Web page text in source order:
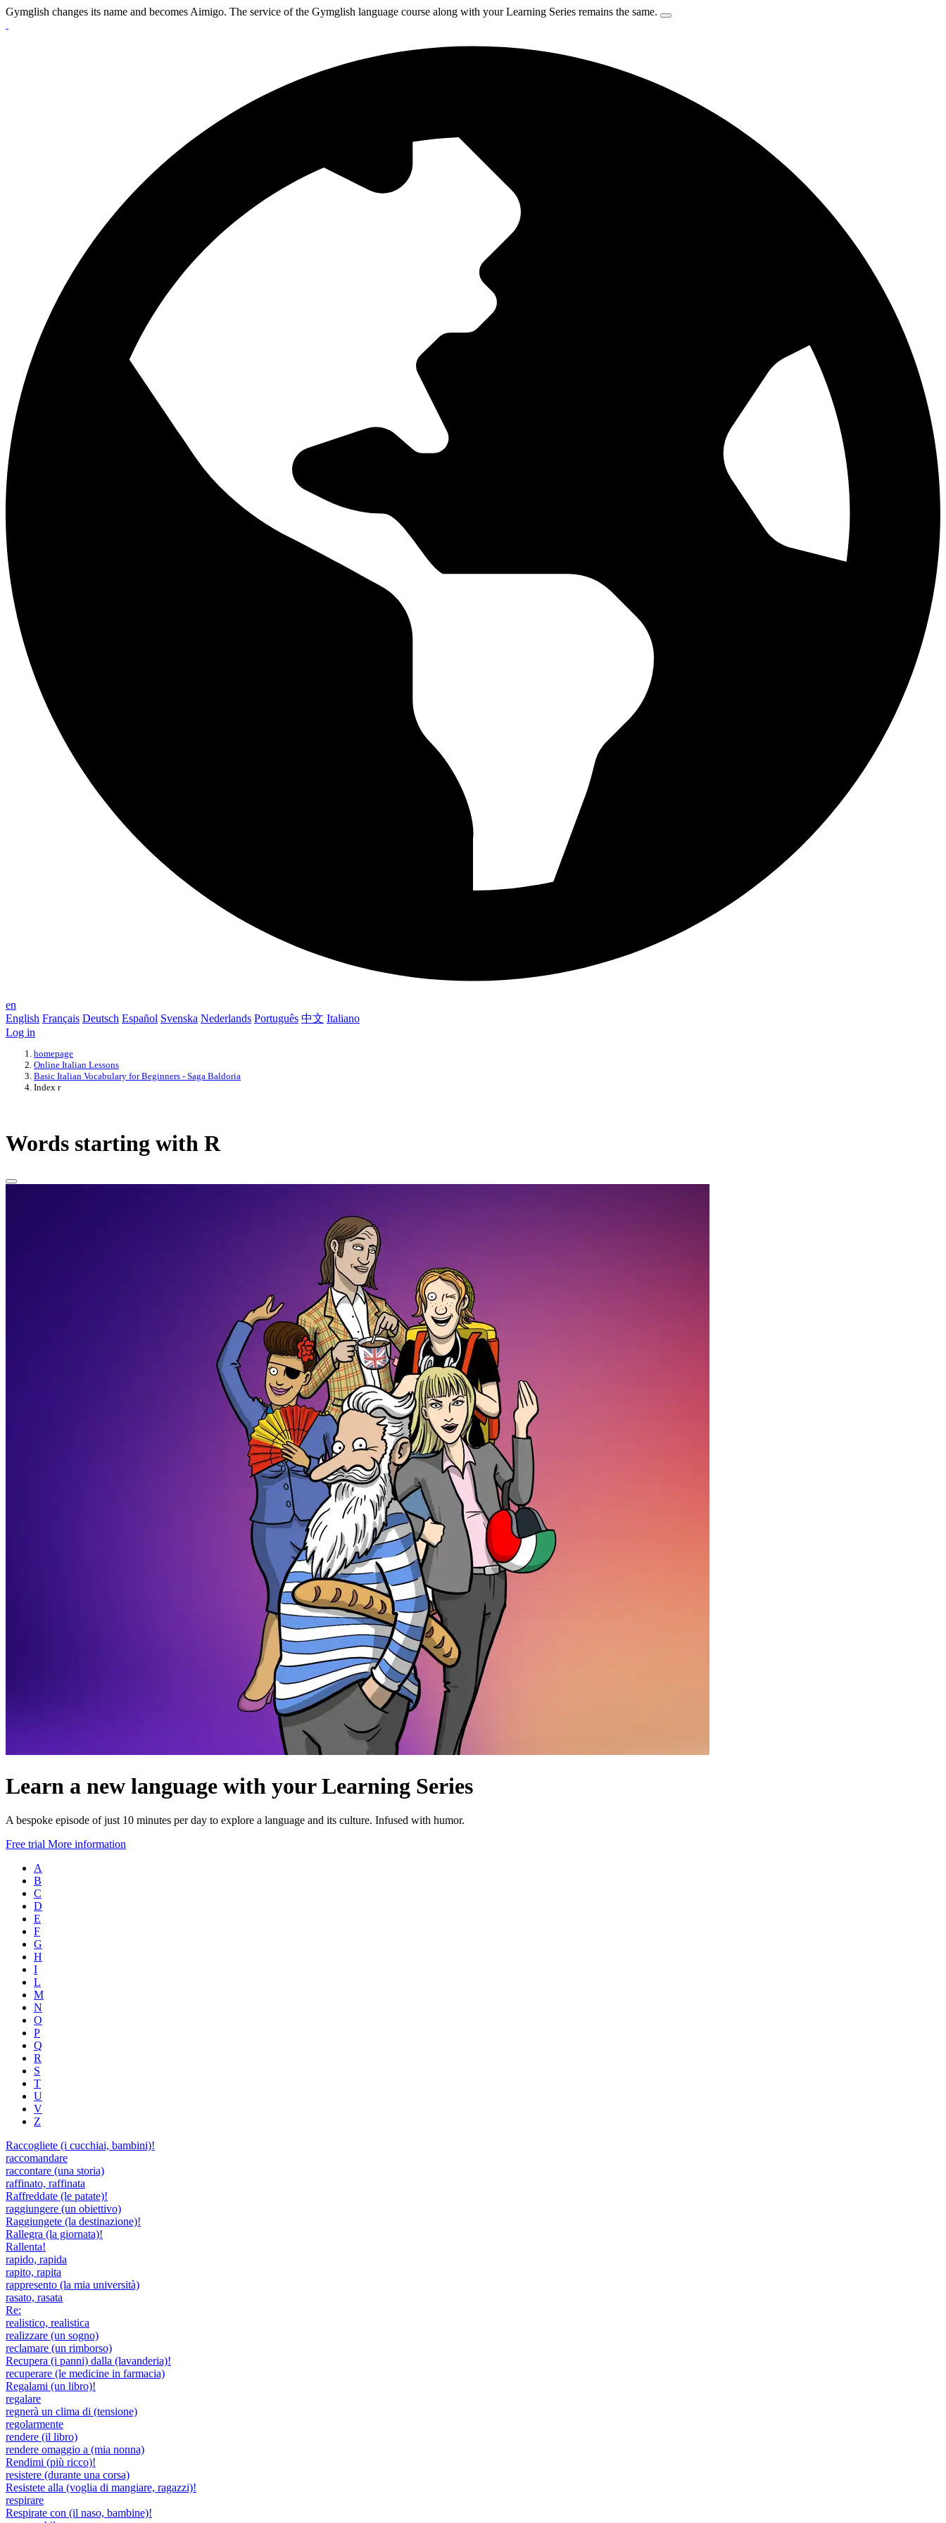
Gymglish changes its name and becomes Aimigo. The service of the Gymglish language course along with your Learning Series remains the same.
en
English Français Deutsch Español Svenska Nederlands Português 中文 Italiano
Log in
homepage
Online Italian Lessons
Basic Italian Vocabulary for Beginners - Saga Baldoria
Index r
Words starting with R
Learn a new language with your Learning Series
A bespoke episode of just 10 minutes per day to explore a language and its culture. Infused with humor.
Free trial More information
A
B
C
D
E
F
G
H
I
L
M
N
O
P
Q
R
S
T
U
V
Z
Raccogliete (i cucchiai, bambini)!
raccomandare
raccontare (una storia)
raffinato, raffinata
Raffreddate (le patate)!
raggiungere (un obiettivo)
Raggiungete (la destinazione)!
Rallegra (la giornata)!
Rallenta!
rapido, rapida
rapito, rapita
rappresento (la mia università)
rasato, rasata
Re:
realistico, realistica
realizzare (un sogno)
reclamare (un rimborso)
Recupera (i panni) dalla (lavanderia)!
recuperare (le medicine in farmacia)
Regalami (un libro)!
regalare
regnerà un clima di (tensione)
regolarmente
rendere (il libro)
rendere omaggio a (mia nonna)
Rendimi (più ricco)!
resistere (durante una corsa)
Resistete alla (voglia di mangiare, ragazzi)!
respirare
Respirate con (il naso, bambine)!